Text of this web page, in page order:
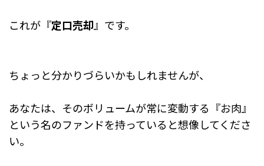
これが『定口売却』です。
ちょっと分かりづらいかもしれませんが、
あなたは、そのボリュームが常に変動する『お肉』
という名のファンドを持っていると想像してくださ
い。